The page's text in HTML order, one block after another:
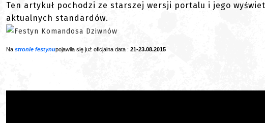
Ten artykuł pochodzi ze starszej wersji portalu i jego
aktualnych standardów.
Na stronie festynupojawiła się już oficjalna data : 21-23.08.2015